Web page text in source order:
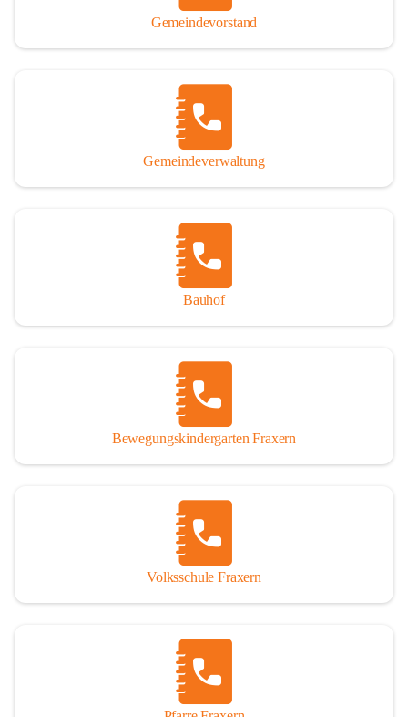
Gemeindevorstand
Gemeindeverwaltung
Bauhof
Bewegungskindergarten Fraxern
Volksschule Fraxern